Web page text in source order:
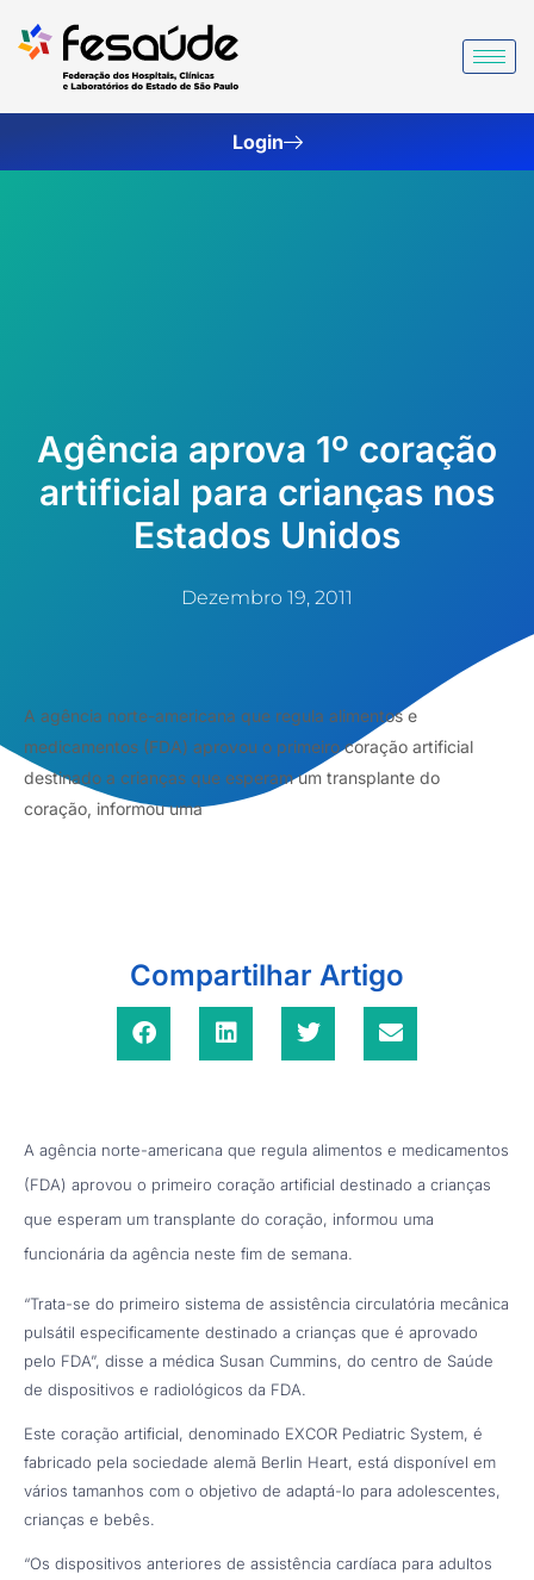
para
Login
Agência aprova 1º coração
artificial para crianças nos
Estados Unidos
Dezembro 19, 2011
A agência norte-americana que regula alimentos e
medicamentos (FDA) aprovou o primeiro coração artificial
destinado a crianças que esperam um transplante do
coração, informou uma
Compartilhar Artigo
A agência norte-americana que regula alimentos e medicamentos
(FDA) aprovou o primeiro coração artificial destinado a crianças
que esperam um transplante do coração, informou uma
funcionária da agência neste fim de semana.
“Trata-se do primeiro sistema de assistência circulatória mecânica
pulsátil especificamente destinado a crianças que é aprovado
pelo FDA”, disse a médica Susan Cummins, do centro de Saúde
de dispositivos e radiológicos da FDA.
Este coração artificial, denominado EXCOR Pediatric System, é
fabricado pela sociedade alemã Berlin Heart, está disponível em
vários tamanhos com o objetivo de adaptá-lo para adolescentes,
crianças e bebês.
“Os dispositivos anteriores de assistência cardíaca para adultos